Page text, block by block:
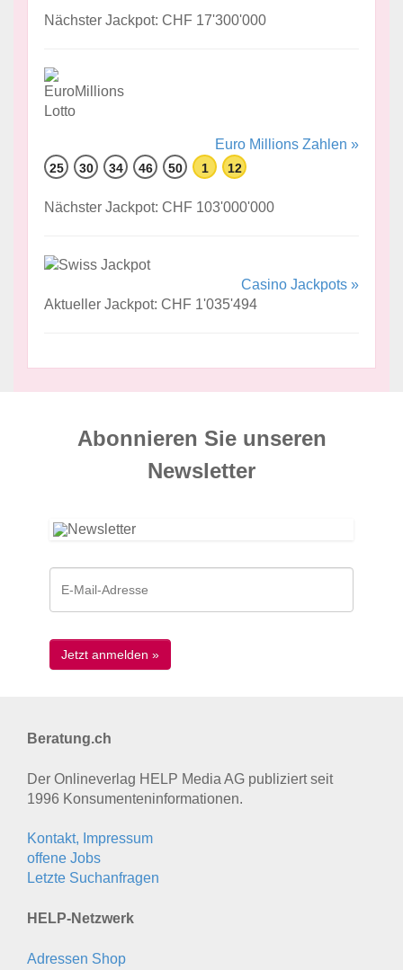
Nächster Jackpot: CHF 17'300'000
Euro Millions Zahlen »
25 30 34 46 50 1 12
Nächster Jackpot: CHF 103'000'000
Casino Jackpots »
Aktueller Jackpot: CHF 1'035'494
Abonnieren Sie unseren
News­letter
Beratung.ch
Der Onlineverlag HELP Media AG publiziert seit
1996 Konsumenten­informationen.
Kontakt, Impressum
offene Jobs
Letzte Suchanfragen
HELP-Netzwerk
Adressen Shop